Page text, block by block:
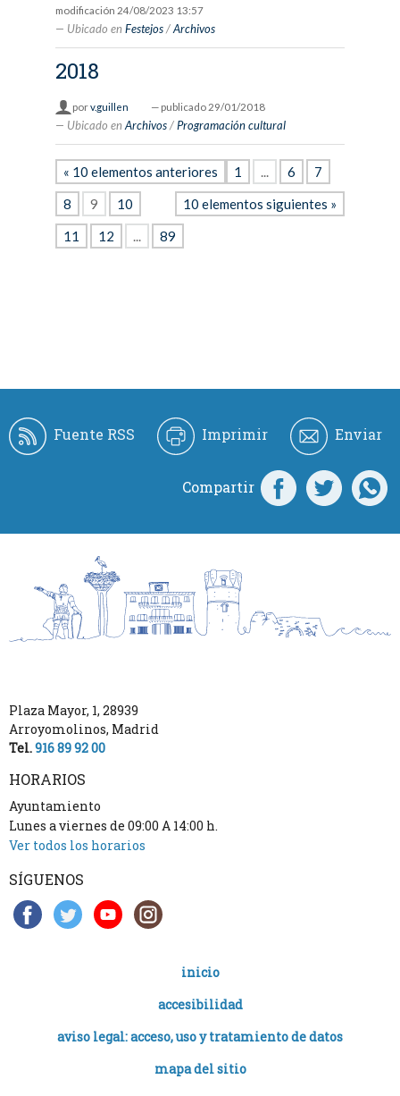
modificación 24/08/2023 13:57
Ubicado en Festejos /Archivos
2018
porv.guillen — publicado 29/01/2018
Ubicado en Archivos /Programación cultural
« 10 elementos anteriores
10 elementos siguientes »
1 ... 6
7
8
9
10
11
12 ... 89
Fuente RSS Imprimir Enviar
Compartir
Plaza Mayor, 1, 28939
Arroyomolinos, Madrid
Tel.916 89 92 00
HORARIOS
Ayuntamiento
Lunes a viernes de 09:00 A 14:00 h.
Ver todos los horarios
SÍGUENOS
inicio
accesibilidad
aviso legal: acceso, uso y tratamiento de datos
mapa del sitio